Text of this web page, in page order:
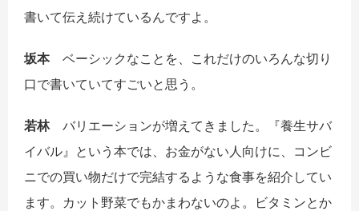
書いて伝え続けているんですよ。
坂本ベーシックなことを、これだけのいろんな切り
口で書いていてすごいと思う。
若林バリエーションが増えてきました。『養生サバ
イバル』という本では、お金がない人向けに、コンビ
ニでの買い物だけで完結するような食事を紹介してい
ます。カット野菜でもかまわないのよ。ビタミンとか